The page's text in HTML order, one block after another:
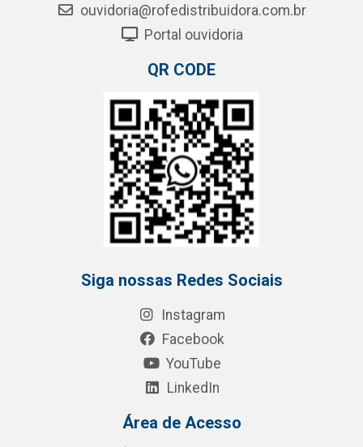
ouvidoria@rofedistribuidora.com.br
Portal ouvidoria
QR CODE
Siga nossas Redes Sociais
Instagram
Facebook
YouTube
LinkedIn
Área de Acesso